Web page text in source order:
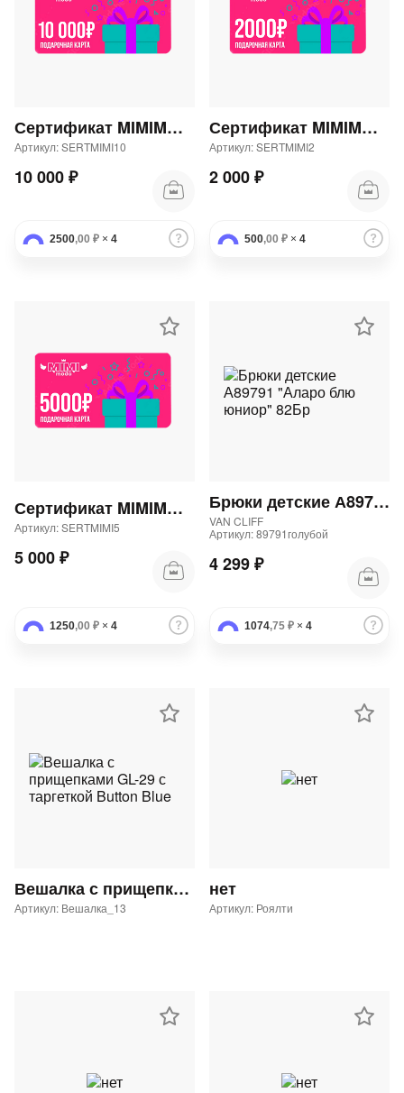
Сертификат MIMIMODA 10000 р.
Артикул: SERTMIMI10
10 000 ₽
2500,00 ₽ × 4
Сертификат MIMIMODA 2000 р.
Артикул: SERTMIMI2
2 000 ₽
500,00 ₽ × 4
Сертификат MIMIMODA 5000 р.
Артикул: SERTMIMI5
5 000 ₽
1250,00 ₽ × 4
Брюки детские А89791 "Аларо блю юниор" 82Бр
VAN CLIFF
Артикул: 89791голубой
4 299 ₽
1074,75 ₽ × 4
Вешалка с прищепками GL-29 с таргеткой Button Blue
Артикул: Вешалка_13
нет
Артикул: Роялти